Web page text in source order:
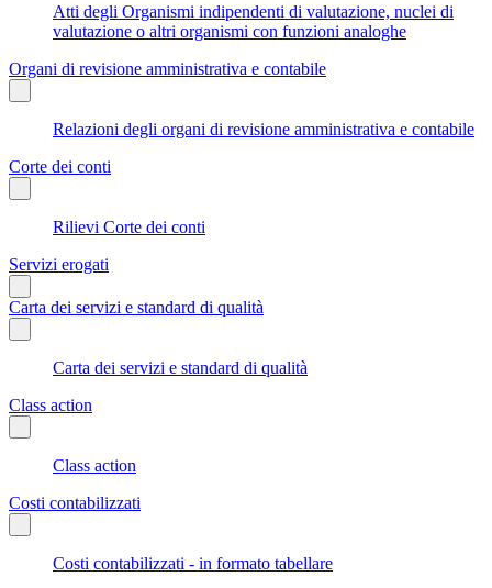
Atti degli Organismi indipendenti di valutazione, nuclei di
valutazione o altri organismi con funzioni analoghe
Organi di revisione amministrativa e contabile
Relazioni degli organi di revisione amministrativa e contabile
Corte dei conti
Rilievi Corte dei conti
Servizi erogati
Carta dei servizi e standard di qualità
Carta dei servizi e standard di qualità
Class action
Class action
Costi contabilizzati
Costi contabilizzati - in formato tabellare